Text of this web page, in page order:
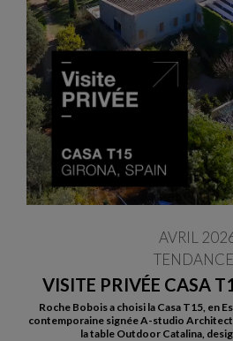
VISITE PRIVÉE CASA
AVRIL
Roche Bobois a choisi la Casa T15, en
contemporaine signée A-studio
la table Outdoor Catalina,